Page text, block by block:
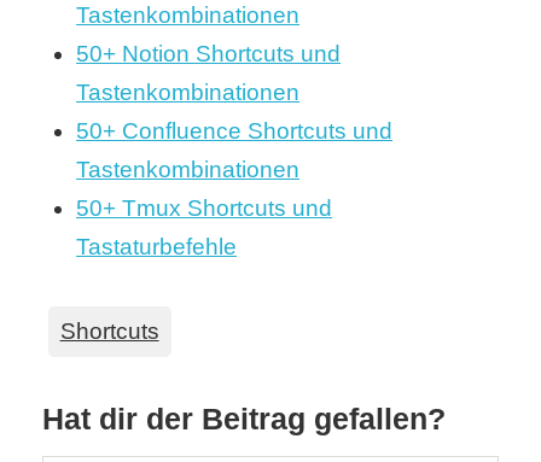
Tastenkombinationen
50+ Notion Shortcuts und
Tastenkombinationen
50+ Confluence Shortcuts und
Tastenkombinationen
50+ Tmux Shortcuts und
Tastaturbefehle
Shortcuts
Hat dir der Beitrag gefallen?